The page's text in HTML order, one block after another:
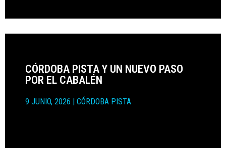
CÓRDOBA PISTA Y UN NUEVO PASO
POR EL CABALÉN
9 JUNIO, 2026 CÓRDOBA PISTA